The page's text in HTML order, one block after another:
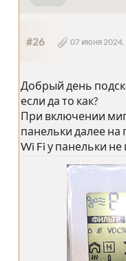
#26 07 июня 2024,
Добрый день
если да то как?
При включении
панельки далее на
Wi Fi у панельки не